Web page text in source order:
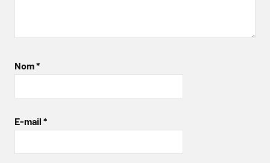
Nom*
E-mail *